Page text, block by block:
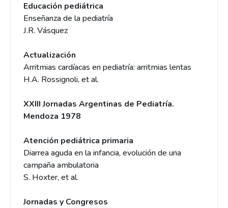
Educación pediátrica
Enseñanza de la pediatría
J.R. Vásquez
Actualización
Arritmias cardíacas en pediatría: arritmias lentas
H.A. Rossignoli, et al.
XXIII Jornadas Argentinas de Pediatría.
Mendoza 1978
Atención pediátrica primaria
Diarrea aguda en la infancia, evolución de una
campaña ambulatoria
S. Hoxter, et al.
Jornadas y Congresos